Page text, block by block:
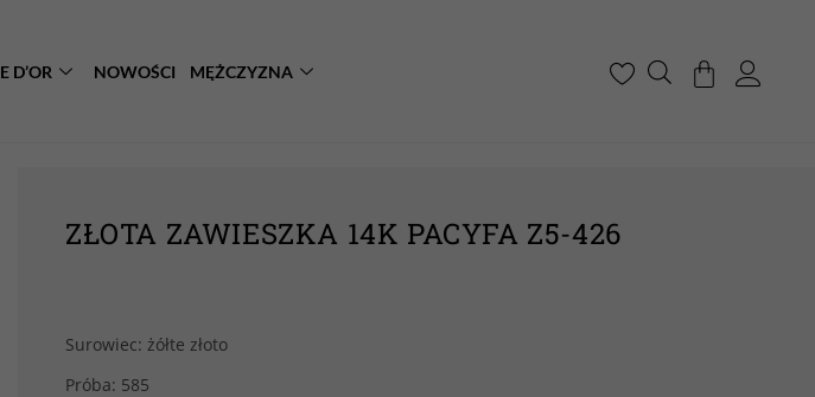
D’OR NOWOŚCI MĘŻCZYZNA
ZŁOTA ZAWIESZKA 14K PACYFA Z5-426
Surowiec: żółte złoto
Próba: 585